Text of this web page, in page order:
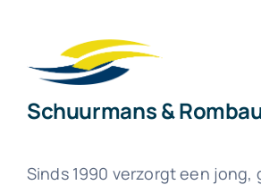
Schuurmans &
Sinds 1990 verzorgt een jong,